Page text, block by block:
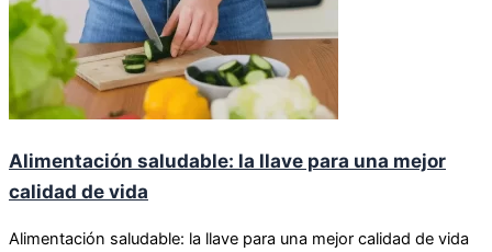
Alimentación saludable: la llave para una mejor
calidad de vida
Alimentación saludable: la llave para una mejor calidad de vida